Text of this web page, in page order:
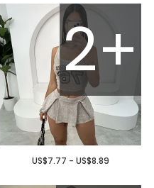
2+
US$7.77 - US$8.89